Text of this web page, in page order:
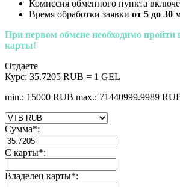
Комиссия обменного пункта
Время обработки заявки от 5 до 30
При первом обмене необходимо
карты!
Отдаете
Курс: 35.7205 RUB = 1 GEL
min.: 15000 RUB max.: 71440999.9989
Сумма*:
С карты*:
Владелец карты*: